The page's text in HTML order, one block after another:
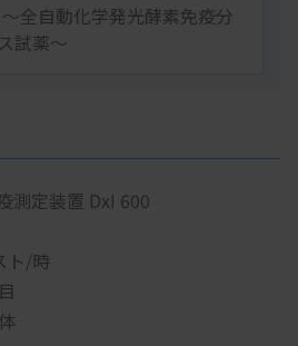
全自動化学発光酵素免疫分
試薬～
測定装置 DxI 600
ト/時